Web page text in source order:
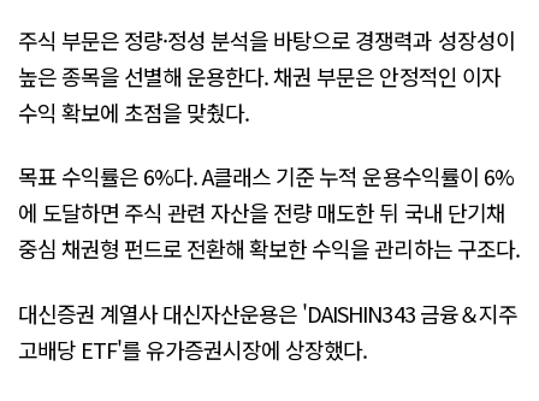
주식 부문은 정량·정성 분석을 바탕으로 경쟁력과 성장성이
높은 종목을 선별해 운용한다. 채권 부문은 안정적인 이자
수익 확보에 초점을 맞췄다.
목표 수익률은 6%다. A클래스 기준 누적 운용수익률이 6%
에 도달하면 주식 관련 자산을 전량 매도한 뒤 국내 단기채
중심 채권형 펀드로 전환해 확보한 수익을 관리하는 구조다.
대신증권 계열사 대신자산운용은 'DAISHIN343 금융＆지주
고배당 ETF'를 유가증권시장에 상장했다.